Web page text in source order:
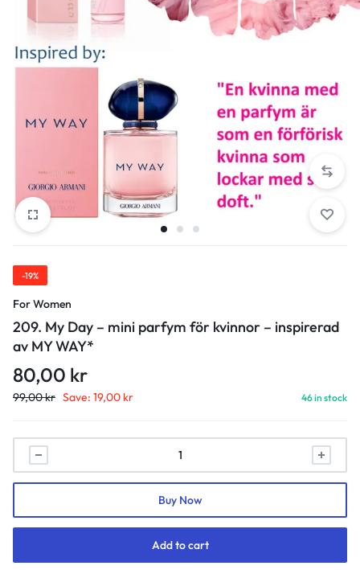
-19%
For Women
209. My Day – mini parfym för kvinnor – inspirerad
av MY WAY*
80,00 kr
99,00kr Save: 19,00 kr 46 in stock
209.
My
Day
mini
för
Add to cart
Buy Now